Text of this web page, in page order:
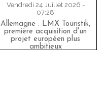
Vendredi 24 Juillet 2026 -
07:28
Allemagne : LMX Touristik,
première acquisition d'un
projet européen plus
ambitieux